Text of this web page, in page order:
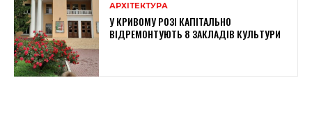
АРХІТЕКТУРА
У КРИВОМУ РОЗІ КАПІТАЛЬНО
ВІДРЕМОНТУЮТЬ 8 ЗАКЛАДІВ КУЛЬТУРИ